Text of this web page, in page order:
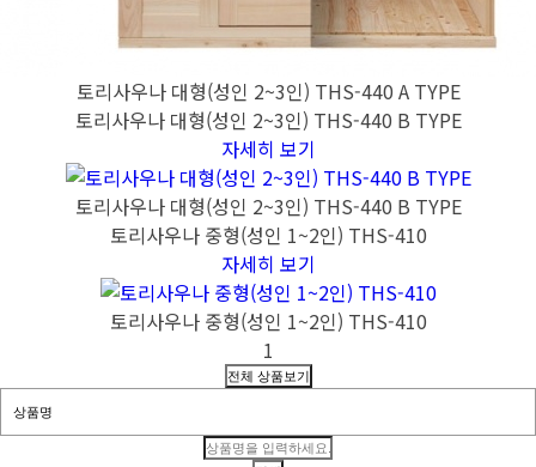
토리사우나 대형(성인 2~3인) THS-440 A TYPE
토리사우나 대형(성인 2~3인) THS-440 B TYPE
자세히 보기
토리사우나 대형(성인 2~3인) THS-440 B TYPE
토리사우나 중형(성인 1~2인) THS-410
자세히 보기
토리사우나 중형(성인 1~2인) THS-410
1